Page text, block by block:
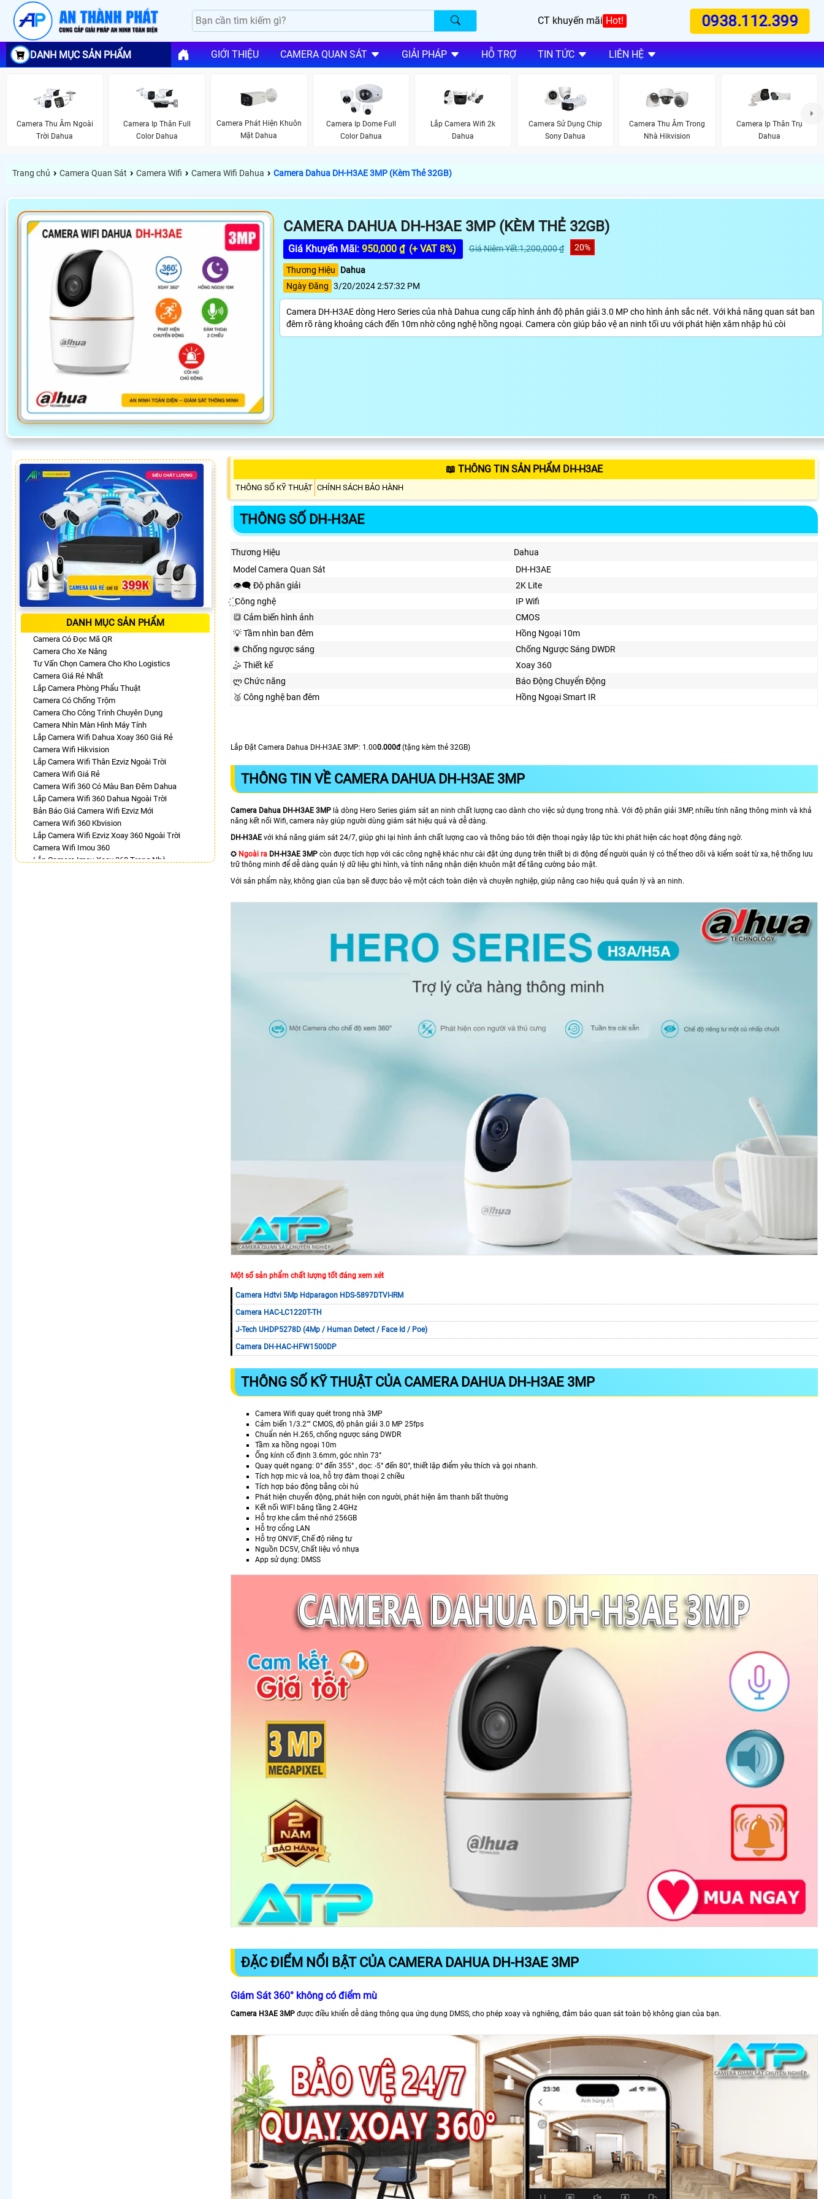
CT khuyến mãi Hot! 0938.112.399
DANH MỤC SẢN PHẨM GIỚI THIỆU CAMERA QUAN SÁT GIẢI PHÁP HỖ TRỢ TIN TỨC LIÊN HỆ
Camera Thu Âm Ngoài
Trời Dahua
Camera Ip Thân Full
Color Dahua
Camera Phát Hiện Khuôn
Mặt Dahua
Camera Ip Dome Full
Color Dahua
Lắp Camera Wifi 2k
Dahua
Camera Sử Dụng Chip
Sony Dahua
Camera Thu Âm Trong
Nhà Hikvision
Camera Ip Thân Trụ
Dahua
Trang chủ › Camera Quan Sát › Camera Wifi › Camera Wifi Dahua › Camera Dahua DH-H3AE 3MP (Kèm Thẻ 32GB)
CAMERA DAHUA DH-H3AE 3MP (KÈM THẺ 32GB)
Giá Khuyến Mãi: 950,000 ₫ (+ VAT 8%) Giá Niêm Yết:1,200,000 ₫ 20%
Thương Hiệu
Dahua
Ngày Đăng 3/20/2024 2:57:32 PM
Camera DH-H3AE dòng Hero Series của nhà Dahua cung cấp hình ảnh độ phân giải 3.0 MP cho hình ảnh sắc nét. Với khả năng quan sát ban
đêm rõ ràng khoảng cách đến 10m nhờ công nghệ hồng ngoại. Camera còn giúp bảo vệ an ninh tối ưu với phát hiện xâm nhập hú còi
DANH MỤC SẢN PHẨM
Camera Có Đọc Mã QR
Camera Cho Xe Nâng
Tư Vấn Chọn Camera Cho Kho Logistics
Camera Giá Rẻ Nhất
Lắp Camera Phòng Phẩu Thuật
Camera Có Chống Trộm
Camera Cho Công Trình Chuyên Dụng
Camera Nhìn Màn Hình Máy Tính
Lắp Camera Wifi Dahua Xoay 360 Giá Rẻ
Camera Wifi Hikvision
Lắp Camera Wifi Thân Ezviz Ngoài Trời
Camera Wifi Giá Rẻ
Camera Wifi 360 Có Màu Ban Đêm Dahua
Lắp Camera Wifi 360 Dahua Ngoài Trời
Bản Báo Giá Camera Wifi Ezviz Mới
Camera Wifi 360 Kbvision
Lắp Camera Wifi Ezviz Xoay 360 Ngoài Trời
Camera Wifi Imou 360
Lắp Camera Imou Xoay 360 Trong Nhà
📖 THÔNG TIN SẢN PHẨM DH-H3AE
THÔNG SỐ KỸ THUẬT CHÍNH SÁCH BẢO HÀNH
THÔNG SỐ DH-H3AE
Thương Hiệu
Dahua
Model Camera Quan Sát
DH-H3AE
👁️‍🗨 Độ phân giải
2K Lite
꙰ Công nghệ
IP Wifi
🔳 Cảm biến hình ảnh
CMOS
💡 Tầm nhìn ban đêm
Hồng Ngoại 10m
✺ Chống ngược sáng
Chống Ngược Sáng DWDR
🤹 Thiết kế
Xoay 360
ლ Chức năng
Báo Động Chuyển Động
🥈️ Công nghệ ban đêm
Hồng Ngoại Smart IR
Lắp Đặt Camera Dahua DH-H3AE 3MP: 1.000.000đ (tặng kèm thẻ 32GB)
THÔNG TIN VỀ CAMERA DAHUA DH-H3AE 3MP
Camera Dahua DH-H3AE 3MP là dòng Hero Series giám sát an ninh chất lượng cao dành cho việc sử dụng trong nhà. Với độ phân giải 3MP, nhiều tính năng thông minh và khả
năng kết nối Wifi, camera này giúp người dùng giám sát hiệu quả và dễ dàng.
DH-H3AE với khả năng giám sát 24/7, giúp ghi lại hình ảnh chất lượng cao và thông báo tới điện thoại ngày lập tức khi phát hiện các hoạt động đáng ngờ.
✪ Ngoài ra DH-H3AE 3MP còn được tích hợp với các công nghệ khác như cài đặt ứng dụng trên thiết bị di động để người quản lý có thể theo dõi và kiểm soát từ xa, hệ thống lưu
trữ thông minh để dễ dàng quản lý dữ liệu ghi hình, và tính năng nhận diện khuôn mặt để tăng cường bảo mật.
Với sản phẩm này, không gian của bạn sẽ được bảo vệ một cách toàn diện và chuyên nghiệp, giúp nâng cao hiệu quả quản lý và an ninh.
Một số sản phẩm chất lượng tốt đáng xem xét
Camera Hdtvi 5Mp Hdparagon HDS-5897DTVI-IRM
Camera HAC-LC1220T-TH
J-Tech UHDP5278D (4Mp / Human Detect / Face Id / Poe)
Camera DH-HAC-HFW1500DP
THÔNG SỐ KỸ THUẬT CỦA CAMERA DAHUA DH-H3AE 3MP
Camera Wifi quay quét trong nhà 3MP
Cảm biến 1/3.2"" CMOS, độ phân giải 3.0 MP 25fps
Chuẩn nén H.265, chống ngược sáng DWDR
Tầm xa hồng ngoại 10m
Ống kính cố định 3.6mm, góc nhìn 73°
Quay quét ngang: 0° đến 355° , dọc: -5° đến 80°, thiết lập điểm yêu thích và gọi nhanh.
Tích hợp mic và loa, hỗ trợ đàm thoại 2 chiều
Tích hợp báo động bằng còi hú
Phát hiện chuyển động, phát hiện con người, phát hiện âm thanh bất thường
Kết nối WIFI băng tầng 2.4GHz
Hỗ trợ khe cắm thẻ nhớ 256GB
Hỗ trợ cổng LAN
Hỗ trợ ONVIF, Chế độ riêng tư
Nguồn DC5V, Chất liệu vỏ nhựa
App sử dụng: DMSS
ĐẶC ĐIỂM NỔI BẬT CỦA CAMERA DAHUA DH-H3AE 3MP
Giám Sát 360° không có điểm mù
Camera H3AE 3MP được điều khiển dễ dàng thông qua ứng dụng DMSS, cho phép xoay và nghiêng, đảm bảo quan sát toàn bộ không gian của bạn.